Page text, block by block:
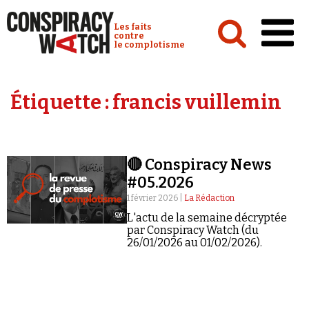
Conspiracy Watch :
Les faits
contre
le complotisme
Analyses
Vidéos
Émissions
Revues de presse
Étiquette :francis vuillemin
🔴 Conspiracy News
#05.2026
1 février 2026 | La Rédaction
L'actu de la semaine décryptée
par Conspiracy Watch (du
26/01/2026 au 01/02/2026).